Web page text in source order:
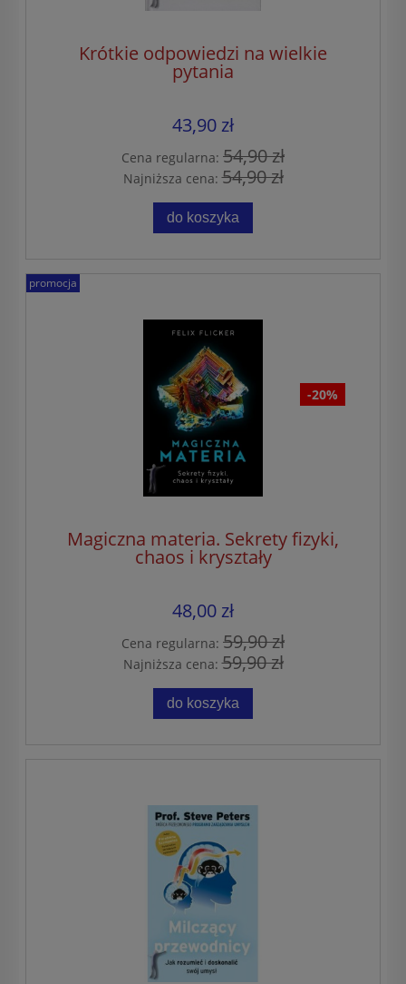
Krótkie odpowiedzi na wielkie
pytania
43,90 zł
Cena regularna: 54,90 zł
Najniższa cena:54,90 zł
do koszyka
-20%
Magiczna materia. Sekrety fizyki,
chaos i kryształy
48,00 zł
Cena regularna: 59,90 zł
Najniższa cena:59,90 zł
do koszyka
promocja